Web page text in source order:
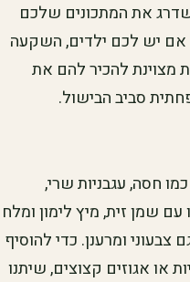
את המתכונים שלכם
אם יש לכם ילדים, השקעה
מצוינת להכיר להם את
סביב הבישול.
חסה, עגבניות שרי,
עם שמן זית, מיץ לימון ומלח
ומרענן. כדי להוסיף
או אגוזים קצוצים, שיתנו